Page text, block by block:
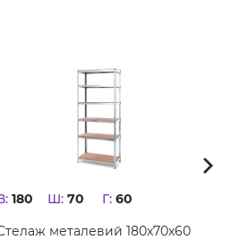
180 Ш: 70 Г: 60
металевий 180х70х60